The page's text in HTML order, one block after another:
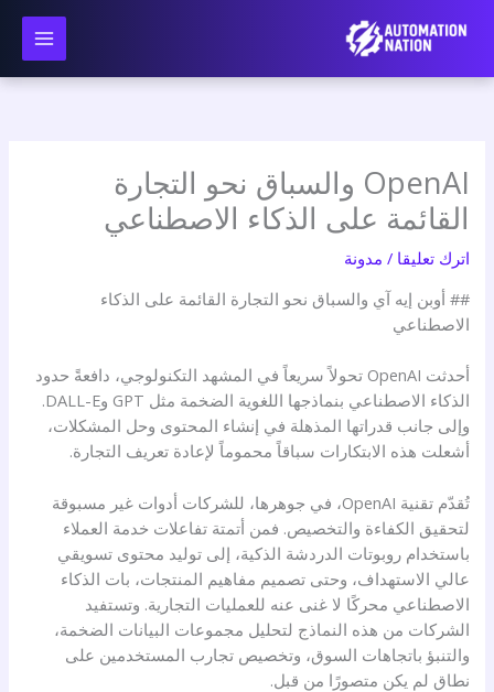
OpenAI والسباق نحو التجارة
القائمة على الذكاء الاصطناعي
اترك تعليقا / مدونة
## أوبن إيه آي والسباق نحو التجارة القائمة على الذكاء
الاصطناعي
أحدثت OpenAI تحولاً سريعاً في المشهد التكنولوجي، دافعةً حدود
الذكاء الاصطناعي بنماذجها اللغوية الضخمة مثل GPT وDALL-E.
وإلى جانب قدراتها المذهلة في إنشاء المحتوى وحل المشكلات،
أشعلت هذه الابتكارات سباقاً محموماً لإعادة تعريف التجارة.
تُقدّم تقنية OpenAI، في جوهرها، للشركات أدوات غير مسبوقة
لتحقيق الكفاءة والتخصيص. فمن أتمتة تفاعلات خدمة العملاء
باستخدام روبوتات الدردشة الذكية، إلى توليد محتوى تسويقي
عالي الاستهداف، وحتى تصميم مفاهيم المنتجات، بات الذكاء
الاصطناعي محركًا لا غنى عنه للعمليات التجارية. وتستفيد
الشركات من هذه النماذج لتحليل مجموعات البيانات الضخمة،
والتنبؤ باتجاهات السوق، وتخصيص تجارب المستخدمين على
نطاق لم يكن متصورًا من قبل.